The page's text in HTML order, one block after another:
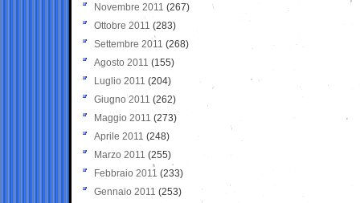
Novembre 2011 (267)
Ottobre 2011 (283)
Settembre 2011 (268)
Agosto 2011 (155)
Luglio 2011 (204)
Giugno 2011 (262)
Maggio 2011 (273)
Aprile 2011 (248)
Marzo 2011 (255)
Febbraio 2011 (233)
Gennaio 2011 (253)